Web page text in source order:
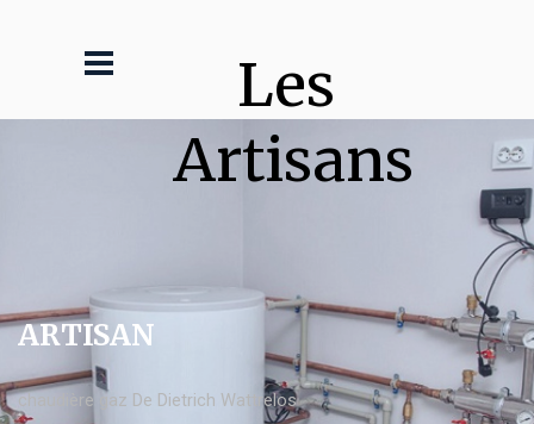
Les
Artisans
ARTISAN
chaudière gaz De Dietrich Wattrelos